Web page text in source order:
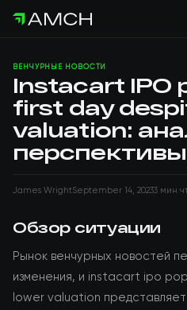
ВЕНЧУРНЫЕ НОВОСТИ
Instacart IPO
first day
valuation:
перспективы
James WrightSeptember 14, 20233 мин
Обзор ситуации
Рынок венчурных новостей
изменения, и instacart ipo
lower valuation